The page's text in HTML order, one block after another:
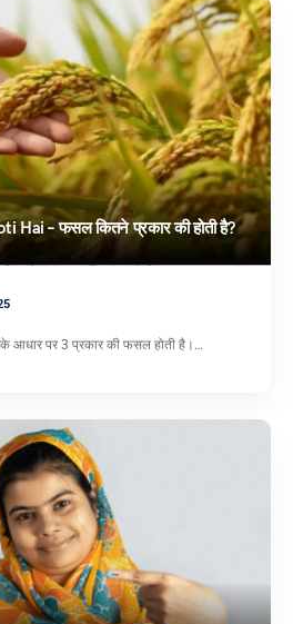
– फसल कितने प्रकार की होती है?
के आधार पर 3 प्रकार की फसल होती है।…